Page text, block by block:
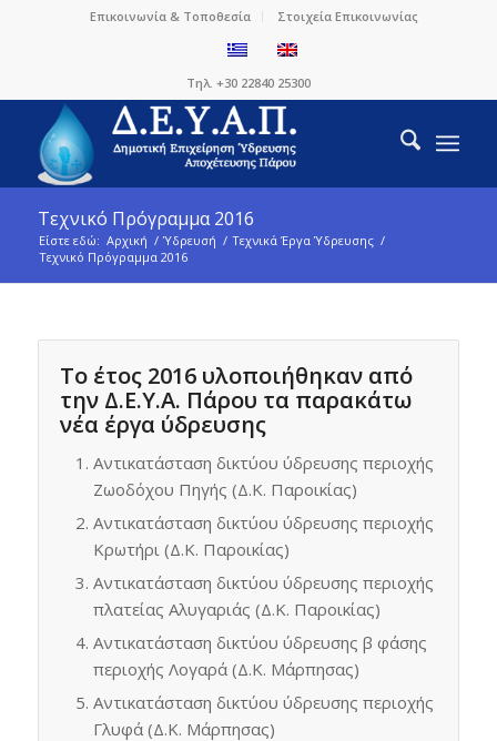
Επικοινωνία & Τοποθεσία Στοιχεία Επικοινωνίας
Τηλ. +30 22840 25300
Τεχνικό Πρόγραμμα 2016
Είστε εδώ: Αρχική / Ύδρευσή / Τεχνικά Έργα Ύδρευσης /
Τεχνικό Πρόγραμμα 2016
Το έτος 2016υλοποιήθηκαν από
την Δ.Ε.Υ.Α. Πάρου τα παρακάτω
νέα έργα ύδρευσης
Αντικατάσταση δικτύου ύδρευσης περιοχής
Ζωοδόχου Πηγής (Δ.Κ. Παροικίας)
Αντικατάσταση δικτύου ύδρευσης περιοχής
Κρωτήρι (Δ.Κ. Παροικίας)
Αντικατάσταση δικτύου ύδρευσης περιοχής
πλατείας Αλυγαριάς (Δ.Κ. Παροικίας)
Αντικατάσταση δικτύου ύδρευσης β φάσης
περιοχής Λογαρά (Δ.Κ. Μάρπησας)
Αντικατάσταση δικτύου ύδρευσης περιοχής
Γλυφά (Δ.Κ. Μάρπησας)